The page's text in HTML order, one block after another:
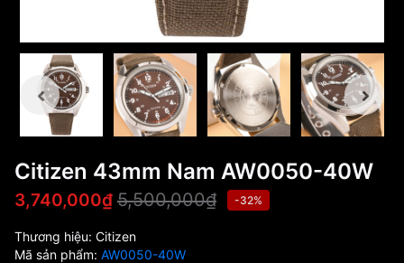
Citizen 43mm Nam AW0050-40W
3,740,000₫ 5,500,000₫ -32%
Thương hiệu: Citizen
Mã sản phẩm: AW0050-40W